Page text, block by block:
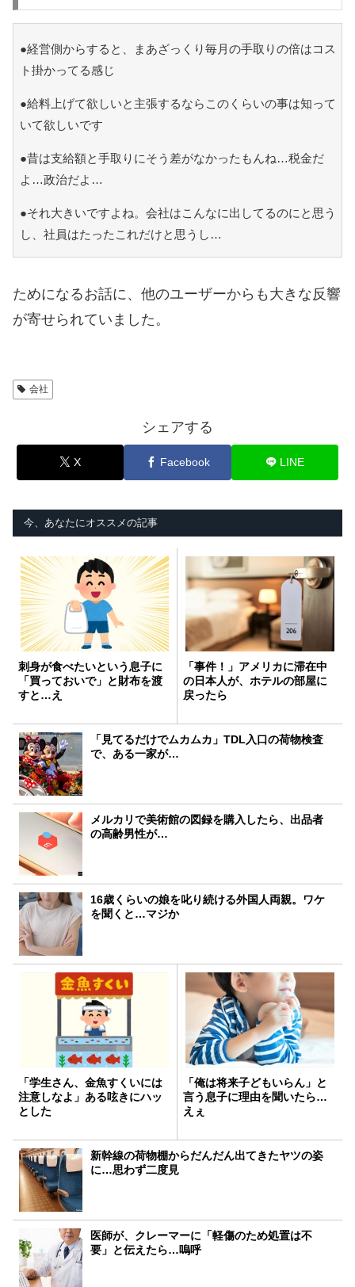
●経営側からすると、まあざっくり毎月の手取りの倍はコス
ト掛かってる感じ
●給料上げて欲しいと主張するならこのくらいの事は知って
いて欲しいです
●昔は支給額と手取りにそう差がなかったもんね…税金だ
よ…政治だよ…
●それ大きいですよね。会社はこんなに出してるのにと思う
し、社員はたったこれだけと思うし…
ためになるお話に、他のユーザーからも大きな反響
が寄せられていました。
会社
シェアする
X Facebook LINE
今、あなたにオススメの記事
刺身が食べたいという息子に
「買っておいで」と財布を渡
すと…え
「事件！」アメリカに滞在中
の日本人が、ホテルの部屋に
戻ったら
「見てるだけでムカムカ」TDL入口の荷物検査
で、ある一家が…
メルカリで美術館の図録を購入したら、出品者
の高齢男性が…
16歳くらいの娘を叱り続ける外国人両親。ワケ
を聞くと…マジか
「学生さん、金魚すくいには
注意しなよ」ある呟きにハッ
とした
「俺は将来子どもいらん」と
言う息子に理由を聞いたら…
えぇ
新幹線の荷物棚からだんだん出てきたヤツの姿
に…思わず二度見
医師が、クレーマーに「軽傷のため処置は不
要」と伝えたら…嗚呼